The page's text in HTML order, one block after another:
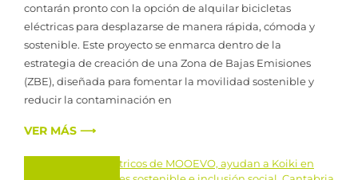
contarán pronto con la opción de alquilar bicicletas
eléctricas para desplazarse de manera rápida, cómoda y
sostenible. Este proyecto se enmarca dentro de la
estrategia de creación de una Zona de Bajas Emisiones
(ZBE), diseñada para fomentar la movilidad sostenible y
reducir la contaminación en
VER MÁS ⟶